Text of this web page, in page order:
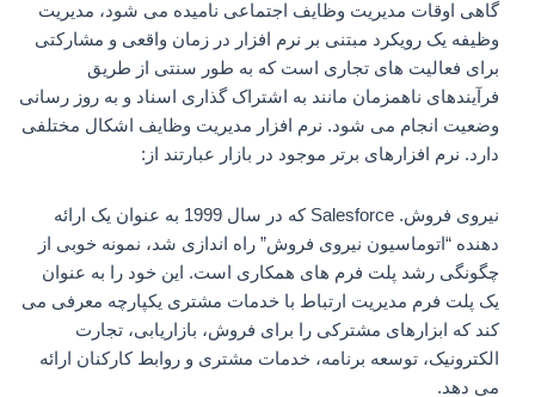
گاهی اوقات مدیریت وظایف اجتماعی نامیده می شود، مدیریت
وظیفه یک رویکرد مبتنی بر نرم افزار در زمان واقعی و مشارکتی
برای فعالیت های تجاری است که به طور سنتی از طریق
فرآیندهای ناهمزمان مانند به اشتراک گذاری اسناد و به روز رسانی
وضعیت انجام می شود. نرم افزار مدیریت وظایف اشکال مختلفی
دارد. نرم افزارهای برتر موجود در بازار عبارتند از:
نیروی فروش. Salesforce که در سال 1999 به عنوان یک ارائه
دهنده “اتوماسیون نیروی فروش” راه اندازی شد، نمونه خوبی از
چگونگی رشد پلت فرم های همکاری است. این خود را به عنوان
یک پلت فرم مدیریت ارتباط با خدمات مشتری یکپارچه معرفی می
کند که ابزارهای مشترکی را برای فروش، بازاریابی، تجارت
الکترونیک، توسعه برنامه، خدمات مشتری و روابط کارکنان ارائه
می دهد.